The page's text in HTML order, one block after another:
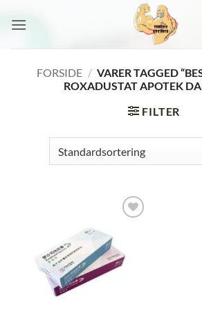
FORSIDE / VARER TAGGED
ROXADUSTAT APOTEK
FILTER